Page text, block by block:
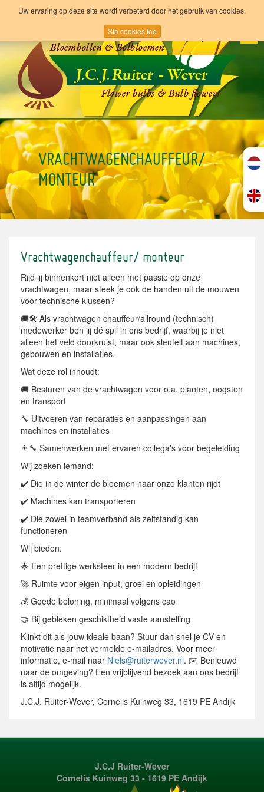
Uw ervaring op deze site wordt verbeterd door het gebruik van cookies.
Sta cookies toe
VRACHTWAGENCHAUFFEUR/
MONTEUR
Vrachtwagenchauffeur/ monteur
Rijd jij binnenkort niet alleen met passie op onze
vrachtwagen, maar steek je ook de handen uit de mouwen
voor technische klussen?
🚚🛠️ Als vrachtwagen chauffeur/allround (technisch)
medewerker ben jij dé spil in ons bedrijf, waarbij je niet
alleen het veld doorkruist, maar ook sleutelt aan machines,
gebouwen en installaties.
Wat deze rol inhoudt:
🚚 Besturen van de vrachtwagen voor o.a. planten, oogsten
en transport
🔧 Uitvoeren van reparaties en aanpassingen aan
machines en installaties
👨‍🔧 Samenwerken met ervaren collega's voor begeleiding
Wij zoeken iemand:
✔️ Die in de winter de bloemen naar onze klanten rijdt
✔️ Machines kan transporteren
✔️ Die zowel in teamverband als zelfstandig kan
functioneren
Wij bieden:
🌟 Een prettige werksfeer in een modern bedrijf
🚀 Ruimte voor eigen input, groei en opleidingen
💰 Goede beloning, minimaal volgens cao
🤝 Bij gebleken geschiktheid vaste aanstelling
Klinkt dit als jouw ideale baan? Stuur dan snel je CV en
motivatie naar het vermelde e-mailadres. Voor meer
informatie, e-mail naar Niels@ruiterwever.nl. ✉️ Benieuwd
naar de omgeving? Een vrijblijvend bezoek aan ons bedrijf
is altijd mogelijk.
J.C.J. Ruiter-Wever, Cornelis Kuinweg 33, 1619 PE Andijk
J.C.J Ruiter-Wever
Cornelis Kuinweg 33 - 1619 PE Andijk